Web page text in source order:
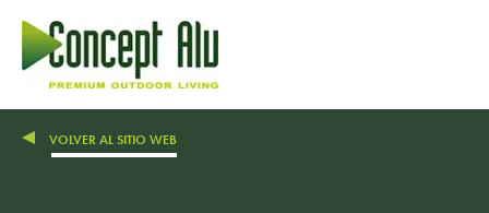
VOLVER AL SITIO WEB